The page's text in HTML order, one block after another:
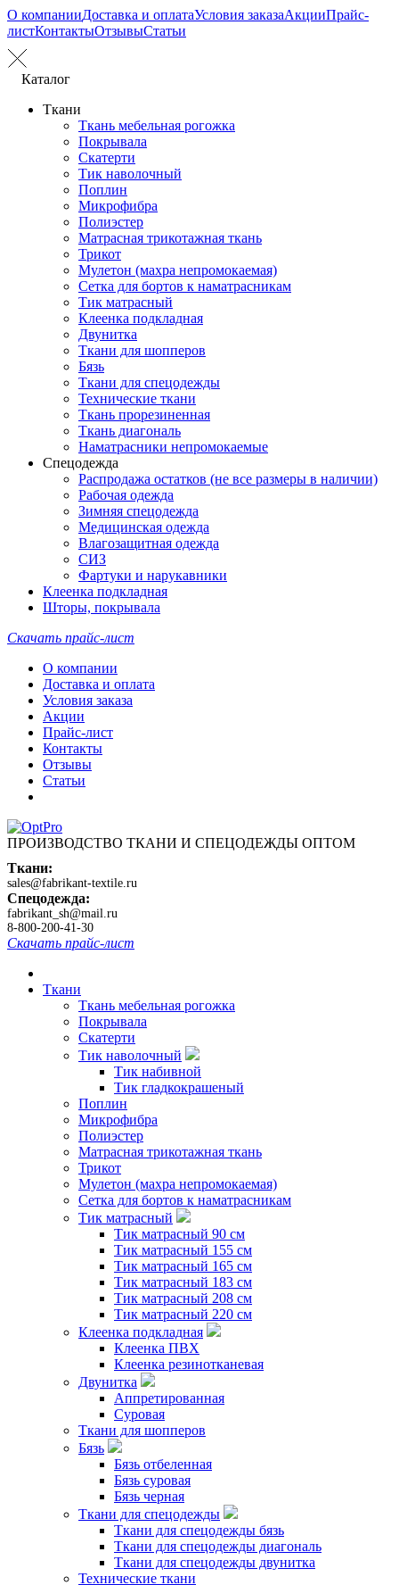
О компанииДоставка и оплатаУсловия заказаАкцииПрайс-
листКонтактыОтзывыСтатьи
Каталог
Ткани
Ткань мебельная рогожка
Покрывала
Скатерти
Тик наволочный
Поплин
Микрофибра
Полиэстер
Матрасная трикотажная ткань
Трикот
Мулетон (махра непромокаемая)
Сетка для бортов к наматрасникам
Тик матрасный
Клеенка подкладная
Двунитка
Ткани для шопперов
Бязь
Ткани для спецодежды
Технические ткани
Ткань прорезиненная
Ткань диагональ
Наматрасники непромокаемые
Спецодежда
Распродажа остатков (не все размеры в наличии)
Рабочая одежда
Зимняя спецодежда
Медицинская одежда
Влагозащитная одежда
СИЗ
Фартуки и нарукавники
Клеенка подкладная
Шторы, покрывала
Скачать прайс-лист
О компании
Доставка и оплата
Условия заказа
Акции
Прайс-лист
Контакты
Отзывы
Статьи
ПРОИЗВОДСТВО ТКАНИ И СПЕЦОДЕЖДЫ ОПТОМ
Ткани:
sales@fabrikant-textile.ru
Спецодежда:
fabrikant_sh@mail.ru
8-800-200-41-30
Скачать прайс-лист
Ткани
Ткань мебельная рогожка
Покрывала
Скатерти
Тик наволочный
Тик набивной
Тик гладкокрашеный
Поплин
Микрофибра
Полиэстер
Матрасная трикотажная ткань
Трикот
Мулетон (махра непромокаемая)
Сетка для бортов к наматрасникам
Тик матрасный
Тик матрасный 90 см
Тик матрасный 155 см
Тик матрасный 165 см
Тик матрасный 183 см
Тик матрасный 208 см
Тик матрасный 220 см
Клеенка подкладная
Клеенка ПВХ
Клеенка резинотканевая
Двунитка
Аппретированная
Суровая
Ткани для шопперов
Бязь
Бязь отбеленная
Бязь суровая
Бязь черная
Ткани для спецодежды
Ткани для спецодежды бязь
Ткани для спецодежды диагональ
Ткани для спецодежды двунитка
Технические ткани